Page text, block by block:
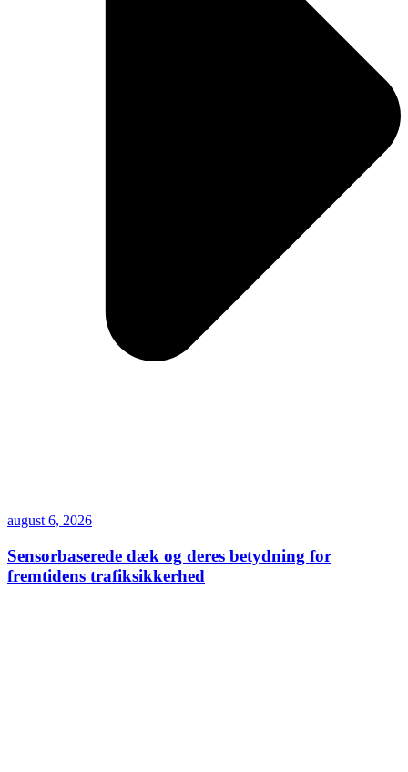
august 6, 2026
Sensorbaserede dæk og deres betydning for
fremtidens trafiksikkerhed